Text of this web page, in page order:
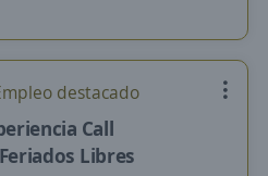
destacado
Call
Libres